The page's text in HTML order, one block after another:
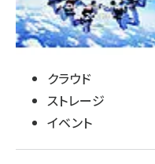
クラウド
ストレージ
イベント